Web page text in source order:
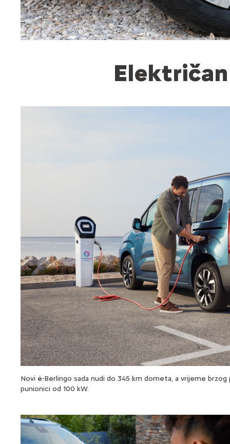
Novi ë-Berlingo sada nudi do 345 km dometa, a vrijeme
punionici od 100 kW.